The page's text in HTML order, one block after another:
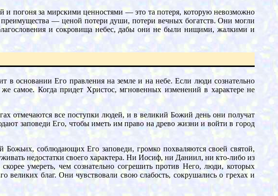
и погоня за мирскими ценностями — это та потеря, которую невозможно
преимущества — ценой потери души, потери вечных богатств. Они могли
и сокровища небес, дабы они не были нищими, жалкими и
основании Его правления на земле и на небе. Если люди сознательно
самое. Когда придет Христос, мгновенных изменений в характере не
отмечаются все поступки людей, и в великий Божий день они получат
заповеди Его, чтобы иметь им право на древо жизни и войти в город
соблюдающих Его заповеди, громко похваляются своей святой,
недостатки своего характера. Ни Иосиф, ни Даниил, ни кто-либо из
умереть, чем сознательно согрешить против Него, люди, которых
благ. Они чувствовали свою слабость, сокрушались о грехах и